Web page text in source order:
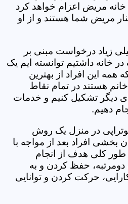
خانه مریض اعزام خواهد کرد
مریض شما هستند و از او
زیاد درخواست مبنی بر
خانه داشتیم توانسته ایم یک
این افراد از بهترین
هستند در تمام نقاط
دیگر تشکیل کنیم و خدمات
دهیم.
در منزل یک روش
بخشی افراد بعد از مواجه با
کلی هدف از انجام
دومرتبه، حفظ کردن و به
حرکت کردن و توانایی